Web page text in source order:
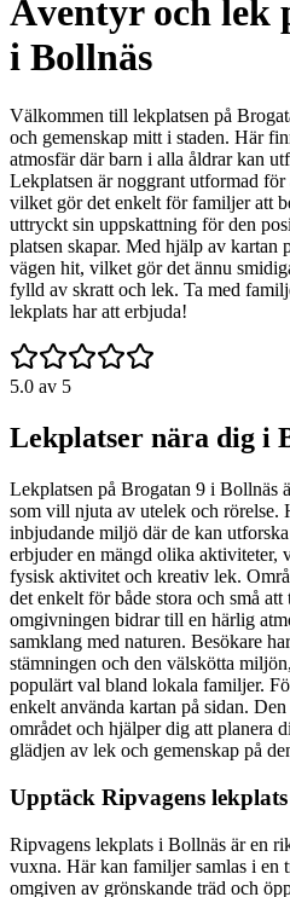
Äventyr och lek
i Bollnäs
Välkommen till lekplatsen på
och gemenskap mitt i staden. Här
atmosfär där barn i alla åldrar kan
Lekplatsen är noggrant utformad
vilket gör det enkelt för familjer att
uttryckt sin uppskattning för den
platsen skapar. Med hjälp av kartan
vägen hit, vilket gör det ännu
fylld av skratt och lek. Ta med
lekplats har att erbjuda!
5.0 av 5
Lekplatser nära dig i
Lekplatsen på Brogatan 9 i Bollnäs
som vill njuta av utelek och rörelse.
inbjudande miljö där de kan
erbjuder en mängd olika aktiviteter,
fysisk aktivitet och kreativ lek.
det enkelt för både stora och små
omgivningen bidrar till en härlig
samklang med naturen. Besökare
stämningen och den välskötta
populärt val bland lokala familjer.
enkelt använda kartan på sidan.
området och hjälper dig att planera
glädjen av lek och gemenskap på
Upptäck Ripvagens
Ripvagens lekplats i Bollnäs är en
vuxna. Här kan familjer samlas i en
omgiven av grönskande träd och